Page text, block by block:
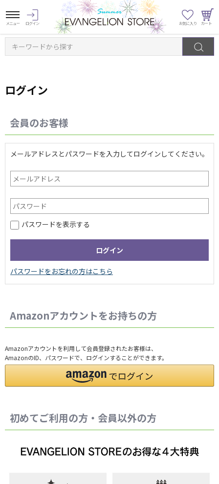
キーワードから探す
ログイン
会員のお客様
メールアドレスとパスワードを入力してログインしてください。
パスワードを表示する
Amazonアカウントをお持ちの方
Amazonアカウントを利用して会員登録されたお客様は、
AmazonのID、パスワードで、ログインすることができます。
初めてご利用の方・会員以外の方